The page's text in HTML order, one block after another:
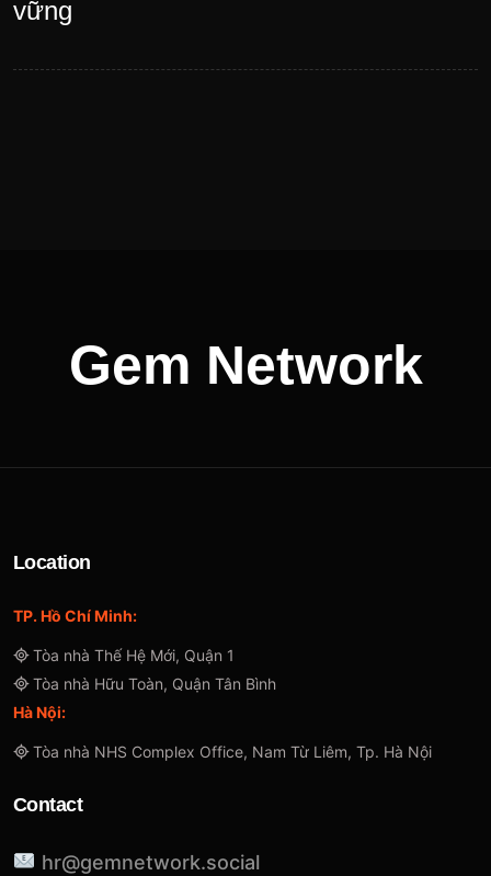
vững
Gem Network
Location
TP. Hồ Chí Minh:
Tòa nhà Thế Hệ Mới, Quận 1
Tòa nhà Hữu Toàn, Quận Tân Bình
Hà Nội:
Tòa nhà NHS Complex Office, Nam Từ Liêm, Tp. Hà Nội
Contact
hr@gemnetwork.social